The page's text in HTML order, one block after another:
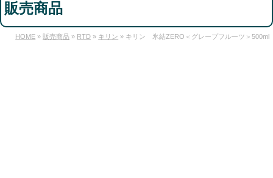
販売商品
HOME » 販売商品 » RTD » キリン » キリン 氷結ZERO＜グレープフルーツ＞500ml